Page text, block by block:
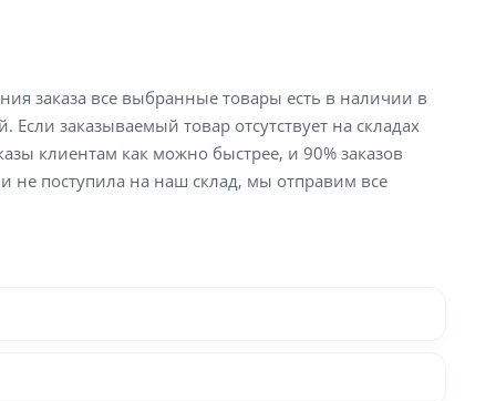
заказа все выбранные товары есть в наличии в
заказываемый товар отсутствует на складах
клиентам как можно быстрее, и 90% заказов
не поступила на наш склад, мы отправим все